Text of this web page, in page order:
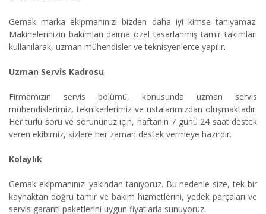
Gemak marka ekipmanınızı bizden daha iyi kimse tanıyamaz.
Makinelerinizin bakımları daima özel tasarlanmış tamir takımları
kullanılarak, uzman mühendisler ve teknisyenlerce yapılır.
Uzman Servis Kadrosu
Firmamızın servis bölümü, konusunda uzman servis
mühendislerimiz, teknikerlerimiz ve ustalarımızdan oluşmaktadır.
Her türlü soru ve sorununuz için, haftanın 7 günü 24 saat destek
veren ekibimiz, sizlere her zaman destek vermeye hazırdır.
Kolaylık
Gemak ekipmanınızı yakından tanıyoruz. Bu nedenle size, tek bir
kaynaktan doğru tamir ve bakım hizmetlerini, yedek parçaları ve
servis garanti paketlerini uygun fiyatlarla sunuyoruz.